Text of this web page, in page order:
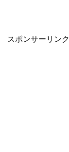
スポンサーリンク